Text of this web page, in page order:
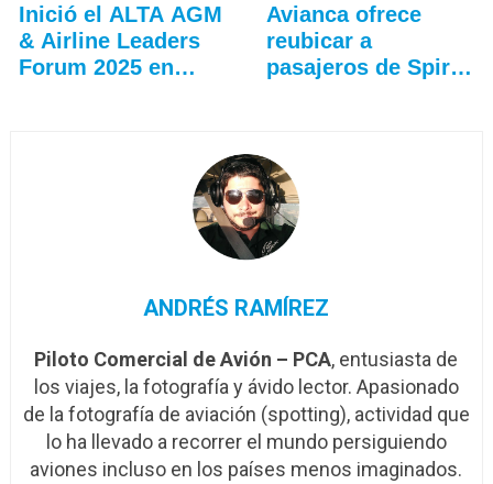
Inició el ALTA AGM
& Airline Leaders
Forum 2025 en
Avianca ofrece
reubicar a
pasajeros de Spirit
ANDRÉS RAMÍREZ
Piloto Comercial de Avión – PCA, entusiasta de
los viajes, la fotografía y ávido lector. Apasionado
de la fotografía de aviación (spotting), actividad que
lo ha llevado a recorrer el mundo persiguiendo
aviones incluso en los países menos imaginados.